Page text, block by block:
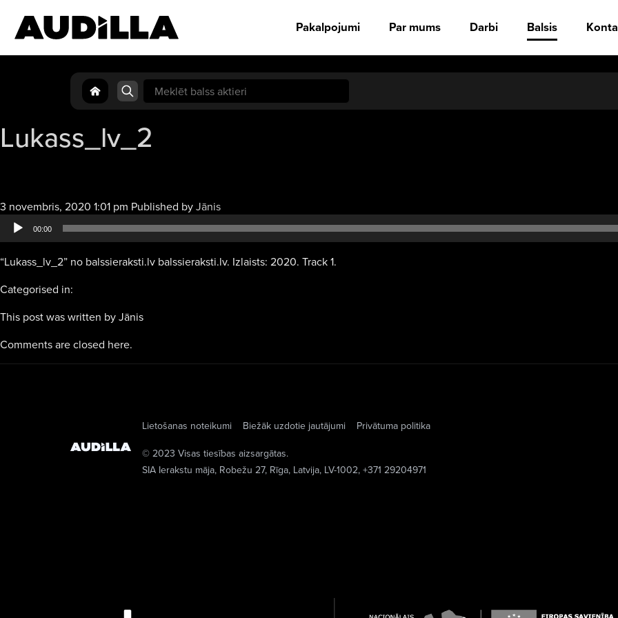
Pakalpojumi Par mums Darbi Balsis
Search
for:
Lukass_lv_2
3 novembris, 2020 1:01 pm Published byJānisAudio
atskaņotājs
00:00
“Lukass_lv_2” no balssieraksti.lv balssieraksti.lv. Izlaists: 2020. Track 1.
Categorised in:
This post was written by Jānis
Comments are closed here.
Lietošanas noteikumi Biežāk uzdotie jautājumi
Privātuma politika
© 2023 Visas tiesības aizsargātas.
SIA Ierakstu māja, Robežu 27, Rīga, Latvija, LV-1002, +371 29204971